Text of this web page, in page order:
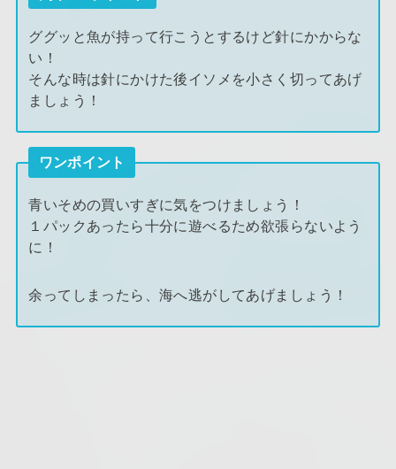
ググッと魚が持って行こうとするけど針にかからな
い！
そんな時は針にかけた後イソメを小さく切ってあげ
ましょう！
ワンポイント
青いそめの買いすぎに気をつけましょう！
１パックあったら十分に遊べるため欲張らないよう
に！
余ってしまったら、海へ逃がしてあげましょう！